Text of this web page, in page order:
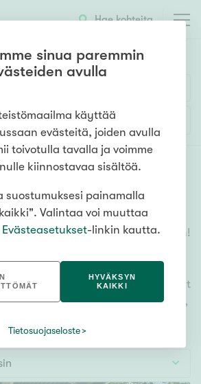
Hae kohteita
3h 4h 5h+
(6379)
asunnot, oli tarpeesi mikä vain!
ja satojen kiinteistönvälittäjien
sinua kenties elämäsi
Katso alta kaikki myytävät
myös kätevää hakutyökaluamme,
toiveidesi mukaisen kodin.
sinua paremmin
avulla
käyttää
evästeitä, joiden avulla
toivotulla tavalla ja voimme
kiinnostavaa sisältöä.
suostumuksesi painamalla
Valintaa voi muuttaa
Evästeasetukset-linkin kautta.
HYVÄKSYN
KAIKKI
Tietosuojaseloste